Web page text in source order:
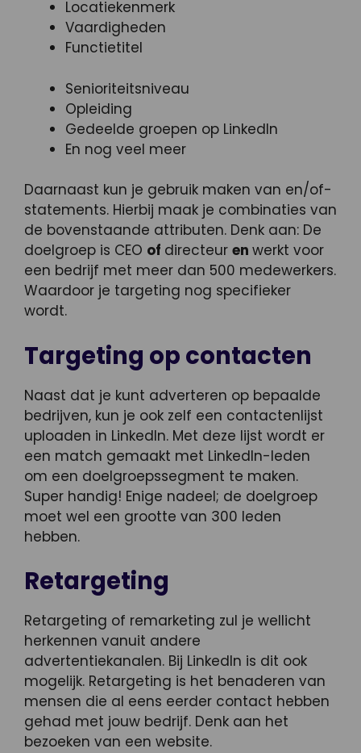
Locatiekenmerk
Vaardigheden
Functietitel
Senioriteitsniveau
Opleiding
Gedeelde groepen op LinkedIn
En nog veel meer
Daarnaast kun je gebruik maken van en/of-
statements. Hierbij maak je combinaties van
de bovenstaande attributen. Denk aan: De
doelgroep is CEO of directeur en werkt voor
een bedrijf met meer dan 500 medewerkers.
Waardoor je targeting nog specifieker
wordt.
Targeting op contacten
Naast dat je kunt adverteren op bepaalde
bedrijven, kun je ook zelf een contactenlijst
uploaden in LinkedIn. Met deze lijst wordt er
een match gemaakt met LinkedIn-leden
om een doelgroepssegment te maken.
Super handig! Enige nadeel; de doelgroep
moet wel een grootte van 300 leden
hebben.
Retargeting
Retargeting of remarketing zul je wellicht
herkennen vanuit andere
advertentiekanalen. Bij LinkedIn is dit ook
mogelijk. Retargeting is het benaderen van
mensen die al eens eerder contact hebben
gehad met jouw bedrijf. Denk aan het
bezoeken van een website.